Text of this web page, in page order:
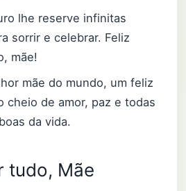
lhe reserve infinitas
sorrir e celebrar. Feliz
mãe!
mãe do mundo, um feliz
cheio de amor, paz e todas
da vida.
tudo, Mãe